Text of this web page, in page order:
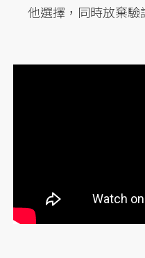
他選擇，同時放棄驗